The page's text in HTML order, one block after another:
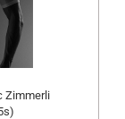
Zimmerli